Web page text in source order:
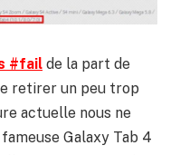
#fail de la part de
retirer un peu trop
actuelle nous ne
Galaxy Tab 4